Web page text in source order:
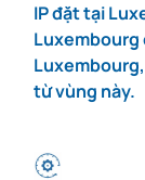
IP đặt tại
Luxembourg
từ vùng này.